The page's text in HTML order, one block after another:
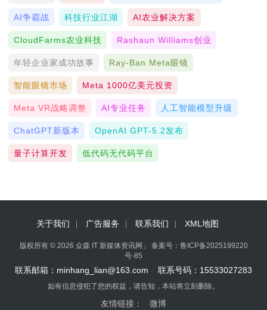
AI争霸战 科技行业江湖 AI农业解决方案
CloudFarms农业科技 Rashaun Williams创业
年轻企业家成功故事 Ray-Ban Meta眼镜
智能眼镜市场 Meta 1000亿美元投资
Meta VR战略调整 AI专业任务 人工智能模型升级
ChatGPT新版本 OpenAI GPT-5.2发布
量子计算开发 低代码无代码平台
关于我们 广告服务 联系我们 XML地图
版权所有 © 2026 众森 IT 新媒体资讯网」 备案号： 鲁ICP备2025199220
号-85
联系邮箱：minhang_lian@163.com 联系号码：15533027283
如有信息侵犯了您的权益，请告知，本站将立刻删除。
友情链接： 微博